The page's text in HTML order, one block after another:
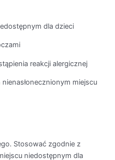
dla dzieci
reakcji alergicznej
miejscu
Stosować zgodnie z
niedostępnym dla